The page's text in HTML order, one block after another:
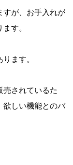
すが、お手入れが
す。
ます。
売されているた
欲しい機能とのバ